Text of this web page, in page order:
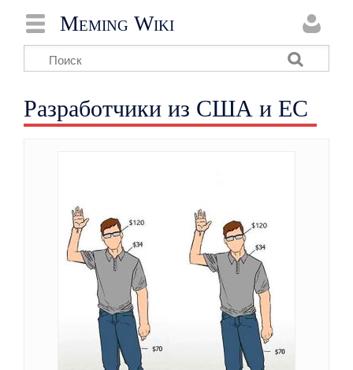
Meming Wiki
Разработчики из США и ЕС